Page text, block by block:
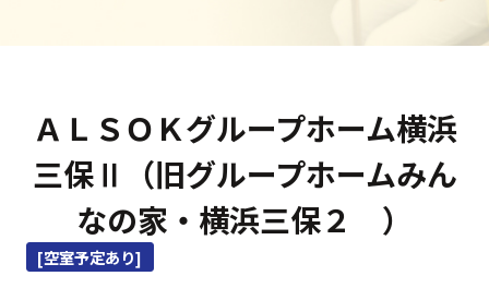
ＡＬＳＯＫグループホーム横浜
三保Ⅱ（旧グループホームみん
なの家・横浜三保２ ）
[空室予定あり]